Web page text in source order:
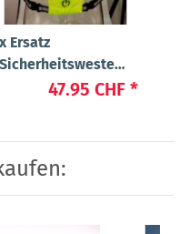
Ersatz
"Flex" Large47.95 CHF *